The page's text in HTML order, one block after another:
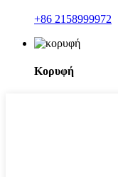
+86 2158999972
Κορυφή